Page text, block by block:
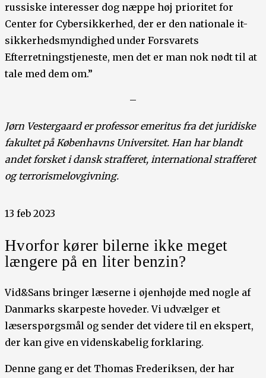
russiske interesser dog næppe høj prioritet for
Center for Cybersikkerhed, der er den nationale it-
sikkerhedsmyndighed under Forsvarets
Efterretningstjeneste, men det er man nok nødt til at
tale med dem om.”
–
Jørn Vestergaard er professor emeritus fra det juridiske
fakultet på Københavns Universitet. Han har blandt
andet forsket i dansk strafferet, international strafferet
og terrorismelovgivning.
13 feb 2023
Hvorfor kører bilerne ikke meget
længere på en liter benzin?
Vid&Sans bringer læserne i øjenhøjde med nogle af
Danmarks skarpeste hoveder. Vi udvælger et
læserspørgsmål og sender det videre til en ekspert,
der kan give en videnskabelig forklaring.
Denne gang er det Thomas Frederiksen, der har